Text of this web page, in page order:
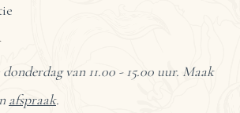
van 11.00 - 15.00 uur. Maak
afspraak.